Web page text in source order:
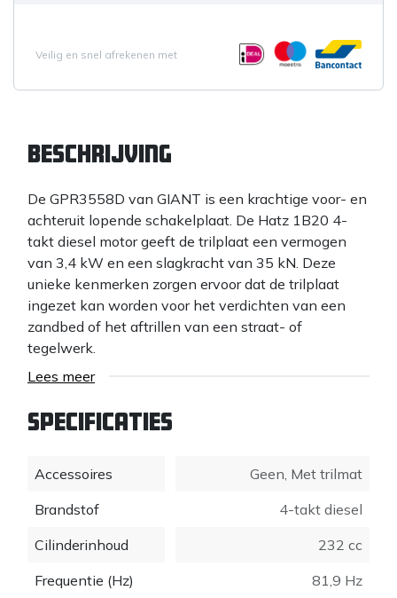
Veilig en snel afrekenen met
Beschrijving
De GPR3558D van GIANT is een krachtige voor- en
achteruit lopende schakelplaat. De Hatz 1B20 4-
takt diesel motor geeft de trilplaat een vermogen
van 3,4 kW en een slagkracht van 35 kN. Deze
unieke kenmerken zorgen ervoor dat de trilplaat
ingezet kan worden voor het verdichten van een
zandbed of het aftrillen van een straat- of
tegelwerk.
Lees meer
Specificaties
Accessoires Geen, Met trilmat
Brandstof
4-takt diesel
Cilinderinhoud
232 cc
Frequentie (Hz)
81,9 Hz